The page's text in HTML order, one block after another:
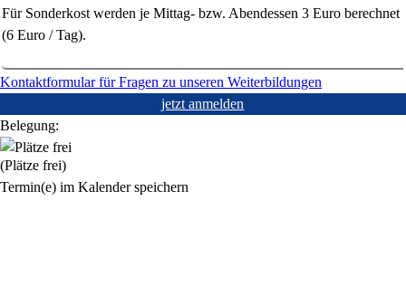
Für Sonderkost werden je Mittag- bzw. Abendessen 3 Euro berechnet
(6 Euro / Tag).
Kontaktformular für Fragen zu unseren Weiterbildungen
jetzt anmelden
Belegung:
(Plätze frei)
Termin(e) im Kalender speichern